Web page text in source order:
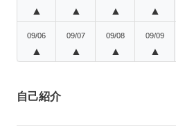
▲ ▲ ▲ ▲
09/06
▲
09/07
▲
09/08
▲
09/09
▲
自己紹介